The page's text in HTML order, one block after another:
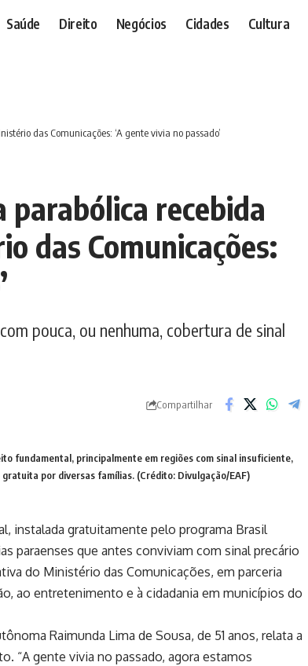
Saúde Direito Negócios Cidades Cultura
das Comunicações: ‘A gente vivia no passado’
recebida
das Comunicações:
pouca, ou nenhuma, cobertura de sinal
Compartilhar
fundamental, principalmente em regiões com sinal insuficiente,
por diversas famílias. (Crédito: Divulgação/EAF)
instalada gratuitamente pelo programa Brasil
paraenses que antes conviviam com sinal precário
do Ministério das Comunicações, em parceria
ao entretenimento e à cidadania em municípios do
Raimunda Lima de Sousa, de 51 anos, relata a
“A gente vivia no passado, agora estamos